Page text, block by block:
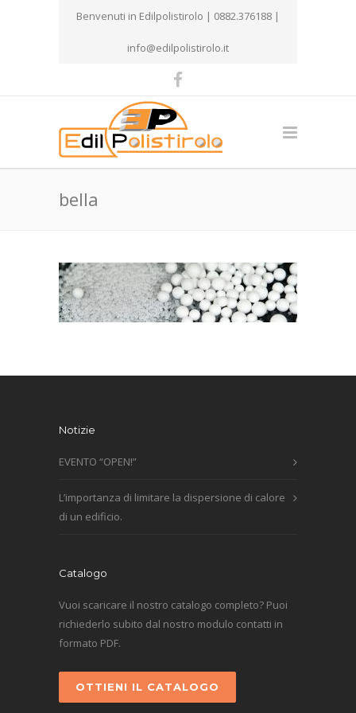
Benvenuti in Edilpolistirolo | 0882.376188 |
info@edilpolistirolo.it
bella
Notizie
EVENTO “OPEN!”
L’importanza di limitare la dispersione di calore
di un edificio.
Catalogo
Vuoi scaricare il nostro catalogo completo? Puoi
richiederlo subito dal nostro modulo contatti in
formato PDF.
OTTIENI IL CATALOGO